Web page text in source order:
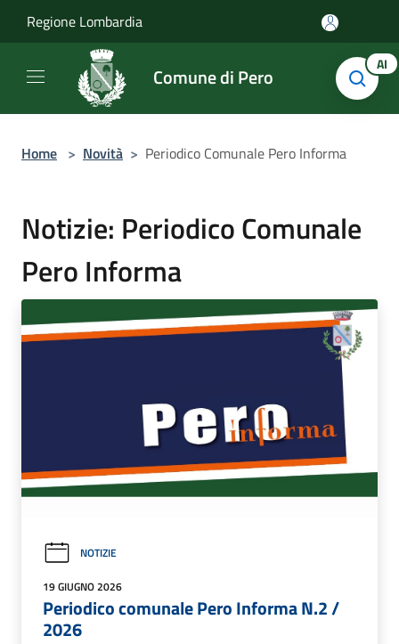
Regione Lombardia
Comune di Pero AI
Home > Novità > Periodico Comunale Pero Informa
Notizie: Periodico Comunale
Pero Informa
NOTIZIE
19 GIUGNO 2026
Periodico comunale Pero Informa N.2 /
2026